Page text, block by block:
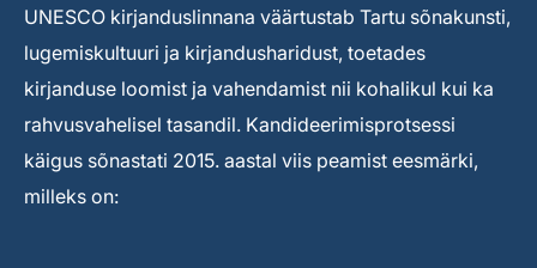
UNESCO kirjanduslinnana väärtustab Tartu sõnakunsti,
lugemiskultuuri ja kirjandusharidust, toetades
kirjanduse loomist ja vahendamist nii kohalikul kui ka
rahvusvahelisel tasandil. Kandideerimisprotsessi
käigus sõnastati 2015. aastal viis peamist eesmärki,
milleks on: